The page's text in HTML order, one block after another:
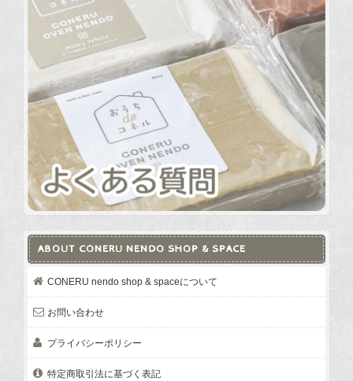
ABOUT CONERU NENDO SHOP & SPACE
CONERU nendo shop & spaceについて
お問い合わせ
プライバシーポリシー
特定商取引法に基づく表記